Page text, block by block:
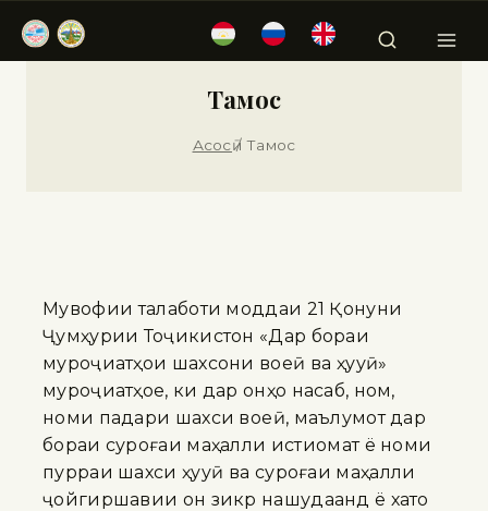
Тамос
Асосӣ / Тамос
Мувофиқи талаботи моддаи 21 Қонуни
Ҷумҳурии Тоҷикистон «Дар бораи
муроҷиатҳои шахсони воқеӣ ва ҳуқуқӣ»
муроҷиатҳое, ки дар онҳо насаб, ном,
номи падари шахси воқеӣ, маълумот дар
бораи суроғаи маҳалли истиқомат ё номи
пурраи шахси ҳуқуқӣ ва суроғаи маҳалли
ҷойгиршавии он зикр нашудаанд ё хато